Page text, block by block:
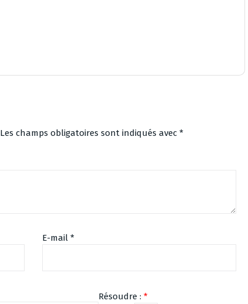
Les champs obligatoires sont indiqués avec *
E-mail *
Résoudre : *